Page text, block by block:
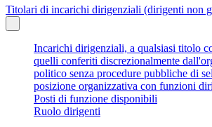
Titolari di incarichi dirigenziali (dirigenti non
Incarichi dirigenziali, a qualsiasi titolo
quelli conferiti discrezionalmente
politico senza procedure pubbliche di
posizione organizzativa con funzioni
Posti di funzione disponibili
Ruolo dirigenti